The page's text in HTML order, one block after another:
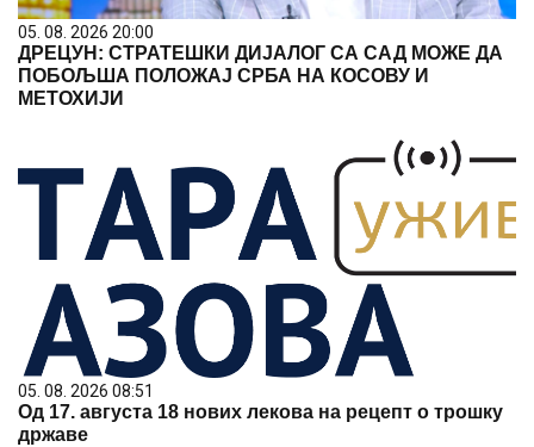
05. 08. 2026 20:00
ДРЕЦУН: СТРАТЕШКИ ДИЈАЛОГ СА САД МОЖЕ ДА
ПОБОЉША ПОЛОЖАЈ СРБА НА КОСОВУ И
МЕТОХИЈИ
05. 08. 2026 08:51
Од 17. августа 18 нових лекова на рецепт о трошку
државе